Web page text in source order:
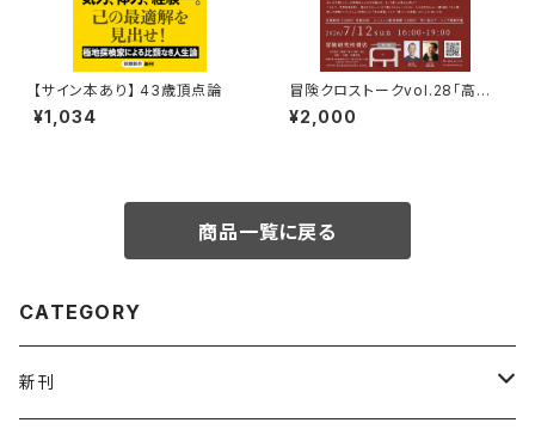
【サイン本あり】 43歳頂点論
¥1,034
冒険クロストークvol.28「高野
秀行の旅の流儀」録画視聴権
¥2,000
商品一覧に戻る
CATEGORY
新刊